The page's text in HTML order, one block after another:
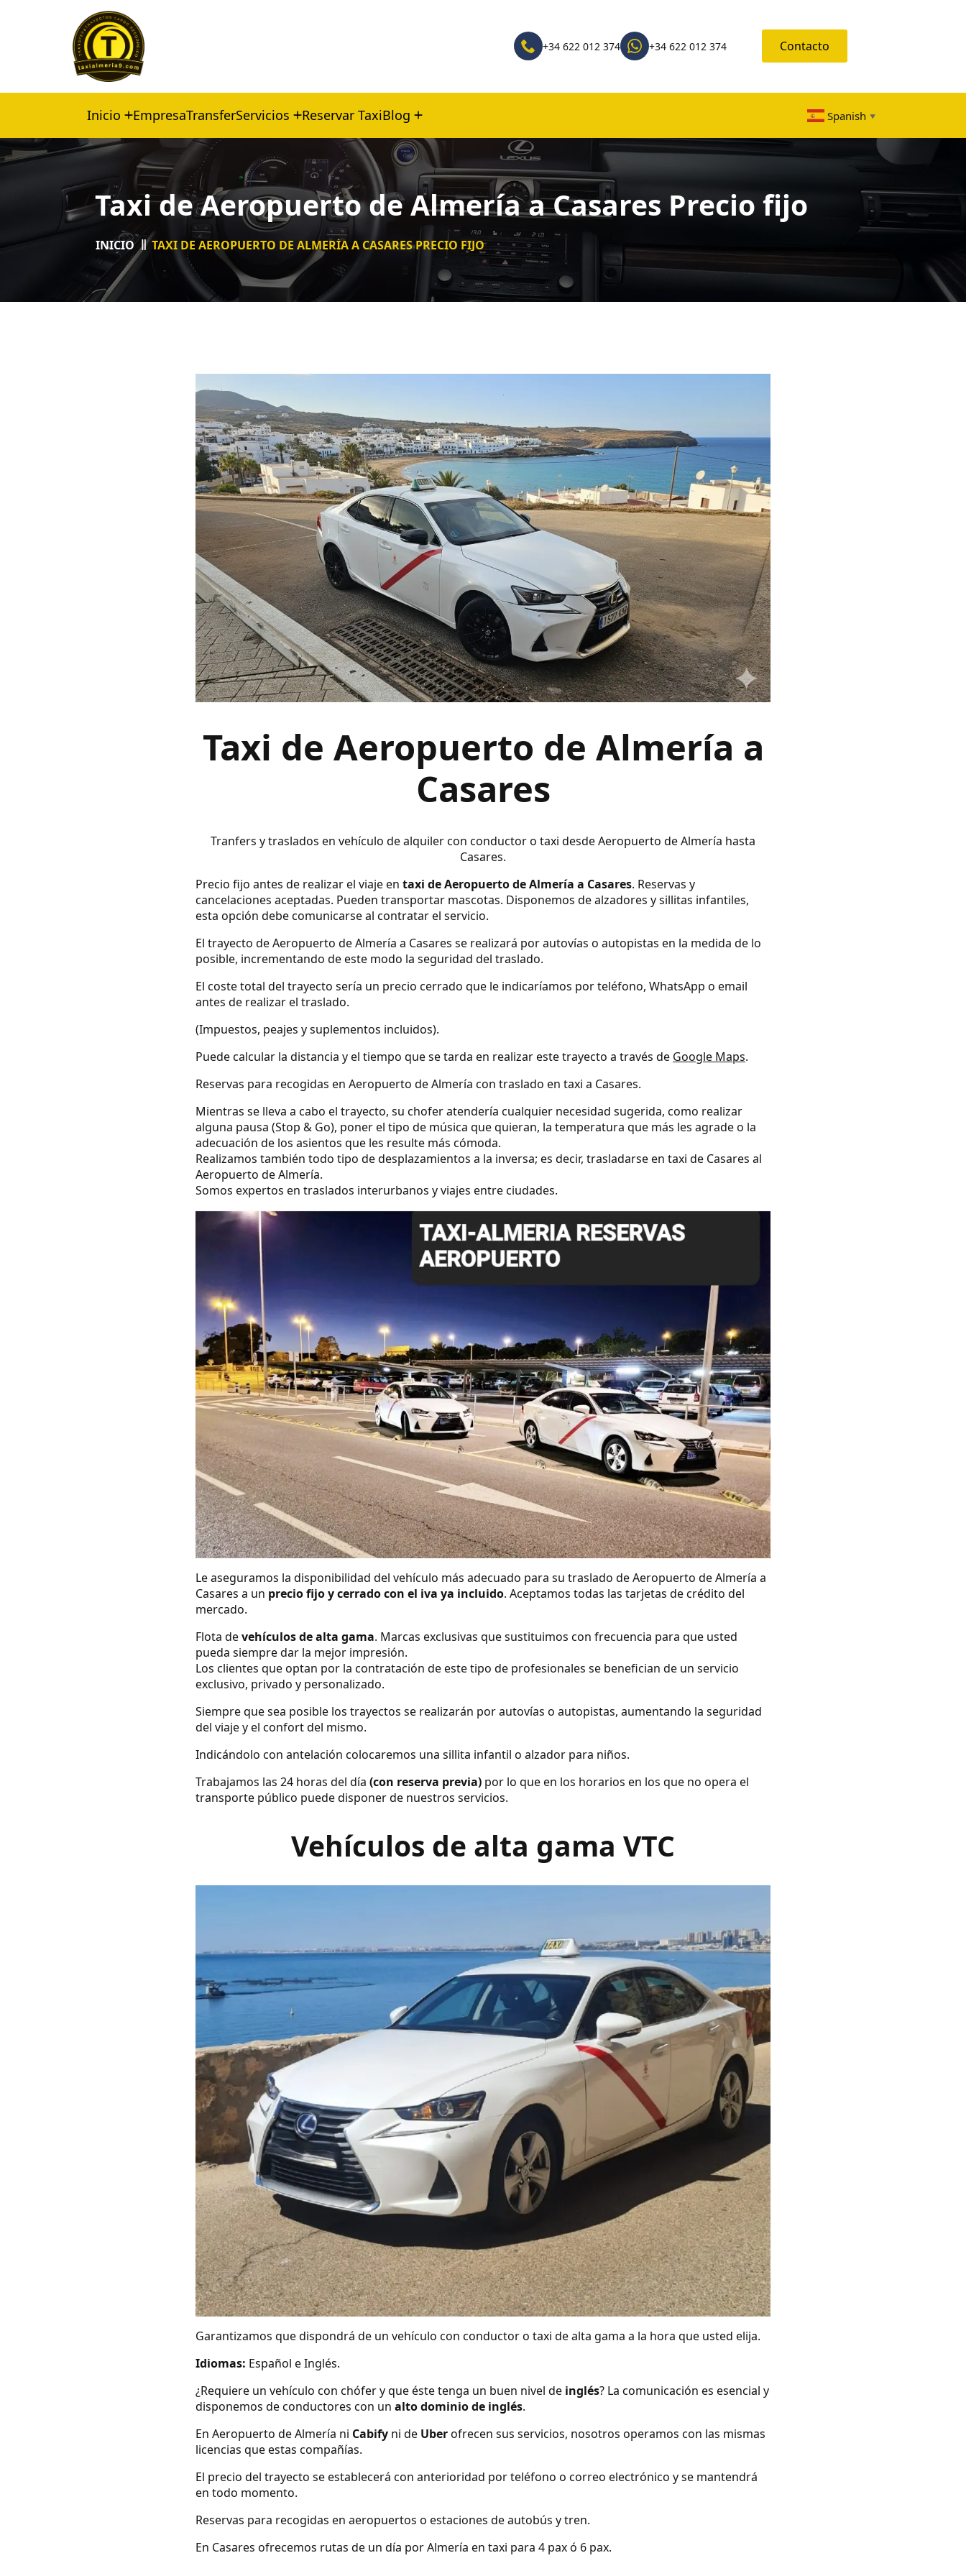
+34 622 012 374 +34 622 012 374 Contacto
Inicio EmpresaTransferServicios Reservar TaxiBlog Spanish ▼
Taxi de Aeropuerto de Almería a Casares Precio fijo
INICIO TAXI DE AEROPUERTO DE ALMERÍA A CASARES PRECIO FIJO
Taxi de Aeropuerto de Almería a
Casares
Tranfers y traslados en vehículo de alquiler con conductor o taxi desde Aeropuerto de Almería hasta
Casares.
Precio fijo antes de realizar el viaje en taxi de Aeropuerto de Almería a Casares. Reservas y
cancelaciones aceptadas. Pueden transportar mascotas. Disponemos de alzadores y sillitas infantiles,
esta opción debe comunicarse al contratar el servicio.
El trayecto de Aeropuerto de Almería a Casares se realizará por autovías o autopistas en la medida de lo
posible, incrementando de este modo la seguridad del traslado.
El coste total del trayecto sería un precio cerrado que le indicaríamos por teléfono, WhatsApp o email
antes de realizar el traslado.
(Impuestos, peajes y suplementos incluidos).
Puede calcular la distancia y el tiempo que se tarda en realizar este trayecto a través de Google Maps.
Reservas para recogidas en Aeropuerto de Almería con traslado en taxi a Casares.
Mientras se lleva a cabo el trayecto, su chofer atendería cualquier necesidad sugerida, como realizar
alguna pausa (Stop & Go), poner el tipo de música que quieran, la temperatura que más les agrade o la
adecuación de los asientos que les resulte más cómoda.
Realizamos también todo tipo de desplazamientos a la inversa; es decir, trasladarse en taxi de Casares al
Aeropuerto de Almería.
Somos expertos en traslados interurbanos y viajes entre ciudades.
Le aseguramos la disponibilidad del vehículo más adecuado para su traslado de Aeropuerto de Almería a
Casares a un precio fijo y cerrado con el iva ya incluido. Aceptamos todas las tarjetas de crédito del
mercado.
Flota devehículos de alta gama. Marcas exclusivas que sustituimos con frecuencia para que usted
pueda siempre dar la mejor impresión.
Los clientes que optan por la contratación de este tipo de profesionales se benefician de un servicio
exclusivo, privado y personalizado.
Siempre que sea posible los trayectos se realizarán por autovías o autopistas, aumentando la seguridad
del viaje y el confort del mismo.
Indicándolo con antelación colocaremos una sillita infantil o alzador para niños.
Trabajamos las 24 horas del día (con reserva previa) por lo que en los horarios en los que no opera el
transporte público puede disponer de nuestros servicios.
Vehículos de alta gama VTC
Garantizamos que dispondrá de un vehículo con conductor o taxi de alta gama a la hora que usted elija.
Idiomas: Español e Inglés.
¿Requiere un vehículo con chófer y que éste tenga un buen nivel de inglés? La comunicación es esencial y
disponemos de conductores con un alto dominio de inglés.
En Aeropuerto de Almería ni Cabify ni de Uberofrecen sus servicios, nosotros operamos con las mismas
licencias que estas compañías.
El precio del trayecto se establecerá con anterioridad por teléfono o correo electrónico y se mantendrá
en todo momento.
Reservas para recogidas en aeropuertos o estaciones de autobús y tren.
En Casares ofrecemos rutas de un día por Almería en taxi para 4 pax ó 6 pax.